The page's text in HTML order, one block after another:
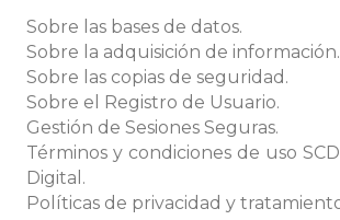
Sobre las bases de datos.
Sobre la adquisición de información.​
Sobre las copias de seguridad.
Sobre el Registro de Usuario.
Gestión de Sesiones Seguras.
Términos y condiciones de uso
Digital.
Políticas de privacidad y